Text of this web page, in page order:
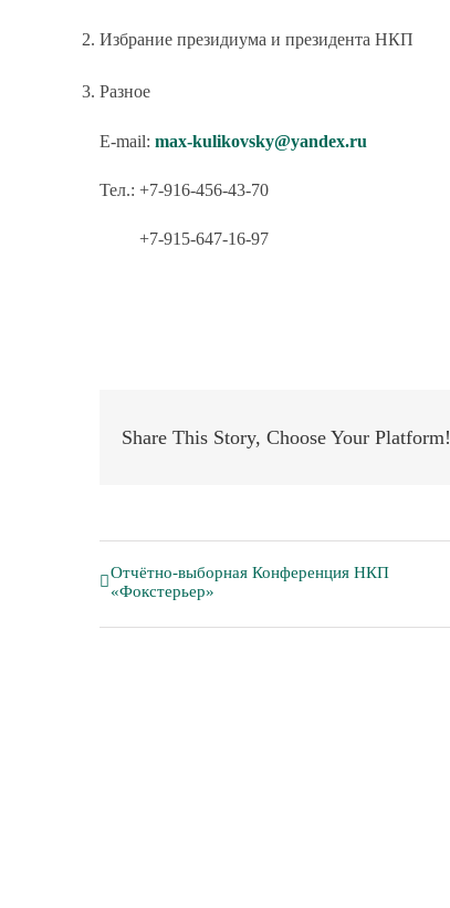
Избрание президиума и президента НКП
Разное
E-mail: max-kulikovsky@yandex.ru
Тел.: +7-916-456-43-70
+7-915-647-16-97
Share This Story, Choose Your Platform!
Отчётно-выборная Конференция НКП
«Фокстерьер»